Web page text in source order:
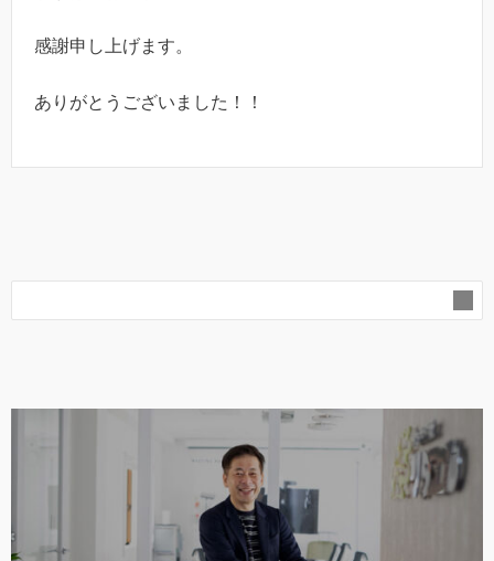
感謝申し上げます。
ありがとうございました！！